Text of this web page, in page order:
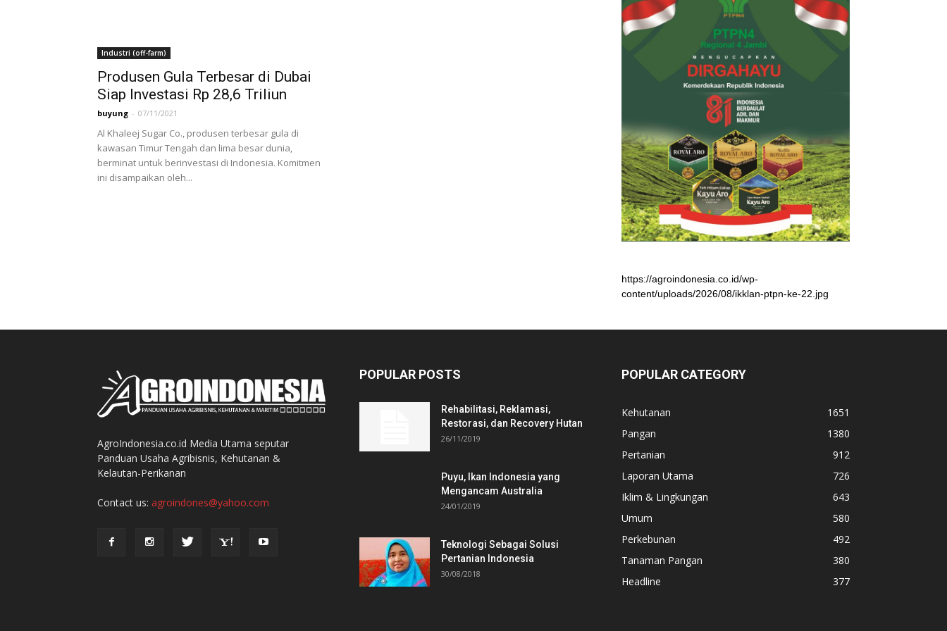
Industri (off-farm)
Produsen Gula Terbesar di Dubai
Siap Investasi Rp 28,6 Triliun
buyung - 07/11/2021
Al Khaleej Sugar Co., produsen terbesar gula di
kawasan Timur Tengah dan lima besar dunia,
berminat untuk berinvestasi di Indonesia. Komitmen
ini disampaikan oleh...
https://agroindonesia.co.id/wp-
content/uploads/2026/08/ikklan-ptpn-ke-22.jpg
AgroIndonesia.co.id Media Utama seputar
Panduan Usaha Agribisnis, Kehutanan &
Kelautan-Perikanan
Contact us: agroindones@yahoo.com
POPULAR POSTS
Rehabilitasi, Reklamasi,
Restorasi, dan Recovery Hutan
26/11/2019
Puyu, Ikan Indonesia yang
Mengancam Australia
24/01/2019
Teknologi Sebagai Solusi
Pertanian Indonesia
30/08/2018
POPULAR CATEGORY
Kehutanan
1651
Pangan
1380
Pertanian
912
Laporan Utama
726
Iklim & Lingkungan
643
Umum
580
Perkebunan
492
Tanaman Pangan
380
Headline
377